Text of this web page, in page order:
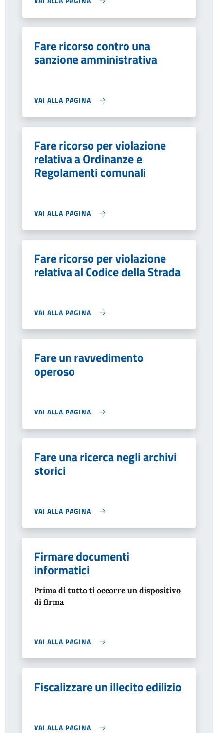
Fare ricorso contro una
sanzione amministrativa
VAI ALLA PAGINA
Fare ricorso per violazione
relativa a Ordinanze e
Regolamenti comunali
VAI ALLA PAGINA
Fare ricorso per violazione
relativa al Codice della Strada
VAI ALLA PAGINA
Fare un ravvedimento
operoso
VAI ALLA PAGINA
Fare una ricerca negli archivi
storici
VAI ALLA PAGINA
Firmare documenti
informatici
Prima di tutto ti occorre un dispositivo
di firma
VAI ALLA PAGINA
Fiscalizzare un illecito edilizio
VAI ALLA PAGINA